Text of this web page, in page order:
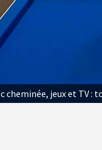
cheminée, jeux et TV